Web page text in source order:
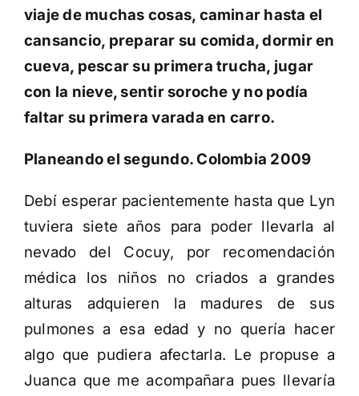
viaje de muchas cosas, caminar hasta el
cansancio, preparar su comida, dormir en
cueva, pescar su primera trucha, jugar
con la nieve, sentir soroche y no podía
faltar su primera varada en carro.
Planeando el segundo. Colombia 2009
Debí esperar pacientemente hasta que Lyn
tuviera siete años para poder llevarla al
nevado del Cocuy, por recomendación
médica los niños no criados a grandes
alturas adquieren la madures de sus
pulmones a esa edad y no quería hacer
algo que pudiera afectarla. Le propuse a
Juanca que me acompañara pues llevaría